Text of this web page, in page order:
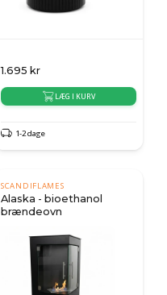
1.695 kr
LÆG I KURV
1-2 dage
SCANDIFLAMES
Alaska - bioethanol
brændeovn